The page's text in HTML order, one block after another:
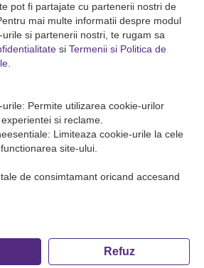
colete
persone
Romfour-Tur S.R.L. J22/2961/2018
pot fi partajate cu partenerii nostri de
mai multe informatii despre modul
si partenerii nostri, te rugam sa
si Termenii si Politica de
urile: Permite utilizarea cookie-urilor
si reclame.
Limiteaza cookie-urile la cele
site-ului.
de consimtamant oricand accesand
Refuz